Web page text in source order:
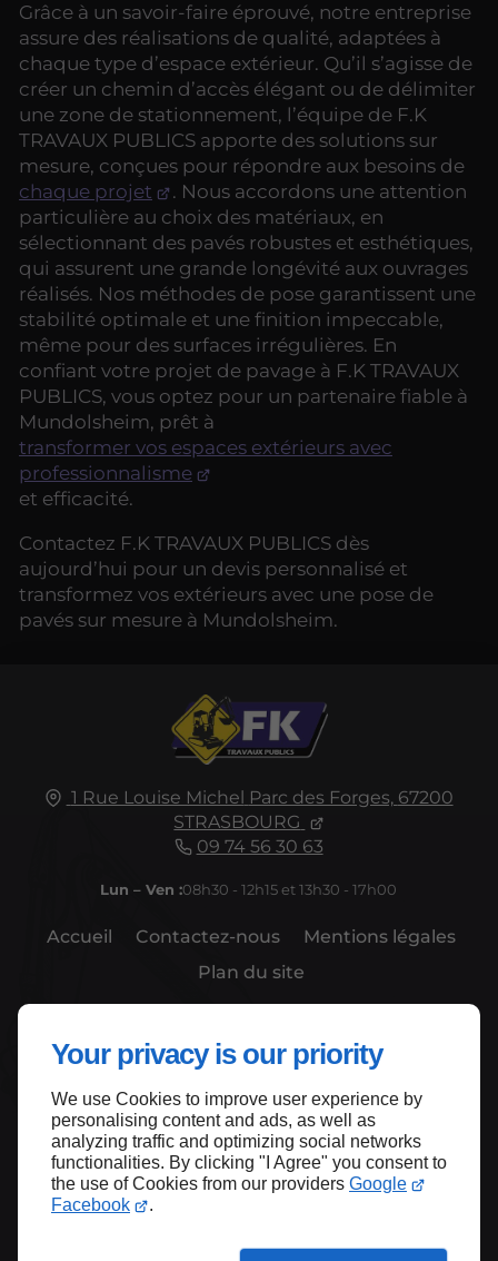
Your privacy is our priority
We use Cookies to improve user experience by
personalising content and ads, as well as
analyzing traffic and optimizing social networks
functionalities. By clicking "I Agree" you consent to
the use of Cookies from our providers Google
Facebook
.
Grâce à un savoir-faire éprouvé, notre entreprise
assure des réalisations de qualité, adaptées à
chaque type d’espace extérieur. Qu’il s’agisse de
créer un chemin d’accès élégant ou de délimiter
une zone de stationnement, l’équipe de F.K
TRAVAUX PUBLICS apporte des solutions sur
mesure, conçues pour répondre aux besoins de
chaque projet
. Nous accordons une attention
particulière au choix des matériaux, en
sélectionnant des pavés robustes et esthétiques,
qui assurent une grande longévité aux ouvrages
réalisés. Nos méthodes de pose garantissent une
stabilité optimale et une finition impeccable,
même pour des surfaces irrégulières. En
confiant votre projet de pavage à F.K TRAVAUX
PUBLICS, vous optez pour un partenaire fiable à
Mundolsheim, prêt à
transformer vos espaces extérieurs avec
professionnalisme
et efficacité.
Contactez F.K TRAVAUX PUBLICS dès
aujourd’hui pour un devis personnalisé et
transformez vos extérieurs avec une pose de
pavés sur mesure à Mundolsheim.
1 Rue Louise Michel Parc des Forges, 67200
STRASBOURG
09 74 56 30 63
Lun – Ven :08h30 - 12h15 et 13h30 - 17h00
Accueil Contactez-nous
Mentions légales
Plan du site
Haut de page